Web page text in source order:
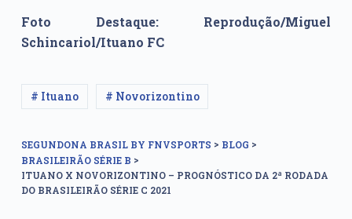
Foto Destaque: Reprodução/Miguel
Schincariol/Ituano FC
# Ituano # Novorizontino
SEGUNDONA BRASIL BY FNVSPORTS > BLOG >
BRASILEIRÃO SÉRIE B >
ITUANO X NOVORIZONTINO – PROGNÓSTICO DA 2ª RODADA
DO BRASILEIRÃO SÉRIE C 2021